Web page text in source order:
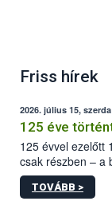
Friss hírek
2026. július 15, szerda
125 éve
125 évvel ezelőtt
csak részben – a
állomás a Kis
tervezett új
TOVÁBB >